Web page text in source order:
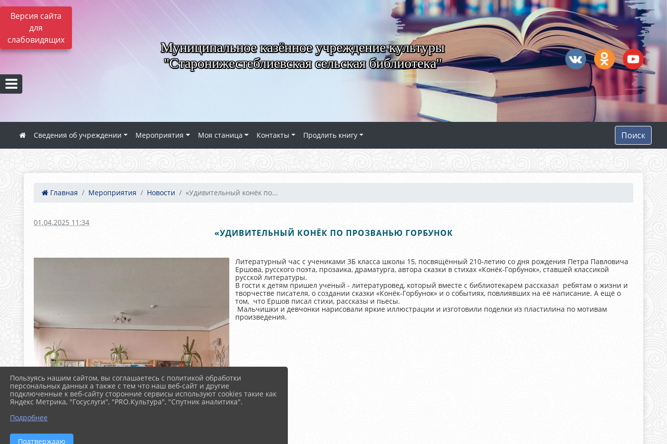
Версия сайта
для
слабовидящих
Муниципальное казённое учреждение культуры
"Старонижестеблиевская сельская библиотека"
Сведения об учреждении Мероприятия Моя станица Контакты Продлить книгу Поиск
Главная Мероприятия Новости «Удивительный конёк по...
01.04.2025 11:34
«УДИВИТЕЛЬНЫЙ КОНЁК ПО ПРОЗВАНЬЮ ГОРБУНОК
Литературный час с учениками 3Б класса школы 15, посвящённый 210-летию со дня рождения Петра Павловича
Ершова, русского поэта, прозаика, драматурга, автора сказки в стихах «Конёк-Горбунок», ставшей классикой
русской литературы.
В гости к детям пришел ученый - литературовед, который вместе с библиотекарем рассказал ребятам о жизни и
творчестве писателя, о создании сказки «Конёк-Горбунок» и о событиях, повлиявших на её написание. А ещё о
том, что Ершов писал стихи, рассказы и пьесы.
Мальчишки и девчонки нарисовали яркие иллюстрации и изготовили поделки из пластилина по мотивам
произведения.
Пользуясь нашим сайтом, вы соглашаетесь с политикой обработки
персональных данных а также с тем что наш веб-сайт и другие
подключенные к веб-сайту сторонние сервисы используют cookies такие как
Яндекс Метрика, "Госуслуги", "PRO.Культура", "Спутник аналитика".
Подробнее
Подтверждаю